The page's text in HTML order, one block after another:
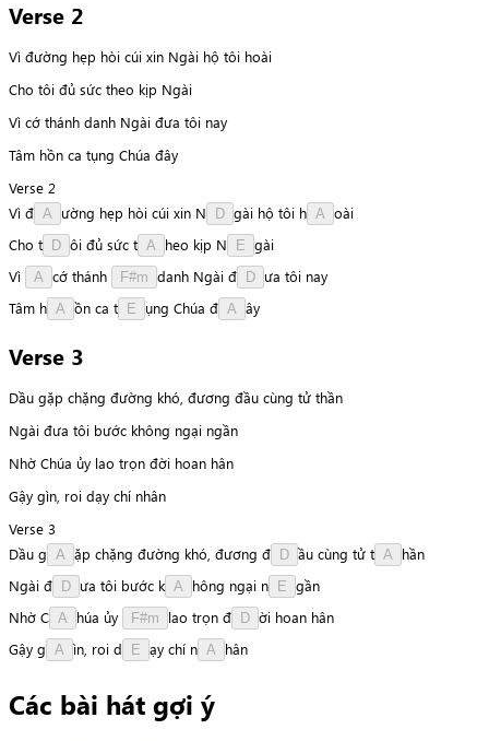
Verse 2
Vì đường hẹp hòi cúi xin Ngài hộ tôi hoài
Cho tôi đủ sức theo kịp Ngài
Vì cớ thánh danh Ngài đưa tôi nay
Tâm hồn ca tụng Chúa đây
Verse 2
Vì đ A ường hẹp hòi cúi xin N D gài hộ tôi h A oài
Cho t D ôi đủ sức t A heo kịp N E gài
Vì
A cớ thánh F#m danh Ngài đ D ưa tôi nay
Tâm h A ồn ca t E ụng Chúa đ A ây
Verse 3
Dầu gặp chặng đường khó, đương đầu cùng tử thần
Ngài đưa tôi bước không ngại ngần
Nhờ Chúa ủy lao trọn đời hoan hân
Gậy gìn, roi dạy chí nhân
Verse 3
Dầu g A ặp chặng đường khó, đương đ D ầu cùng tử t A hần
Ngài đ D ưa tôi bước k A hông ngại n E gần
Nhờ C A húa ủy F#m lao trọn đ D ời hoan hân
Gậy g A ìn roi d E ạy chí n A hân
Các bài hát gợi ý